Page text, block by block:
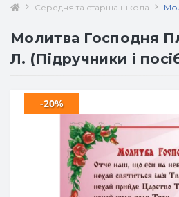
Середня та старша школа
Молитва Господня
Л. (Підручники і
-20%